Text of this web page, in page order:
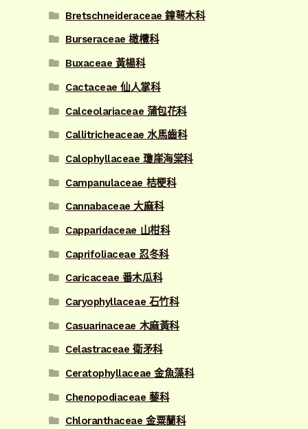
Bretschneideraceae 鐘萼木科
Burseraceae 橄欖科
Buxaceae 黃楊科
Cactaceae 仙人掌科
Calceolariaceae 蒲包花科
Callitricheaceae 水馬齒科
Calophyllaceae 瓊崖海棠科
Campanulaceae 桔梗科
Cannabaceae 大麻科
Capparidaceae 山柑科
Caprifoliaceae 忍冬科
Caricaceae 番木瓜科
Caryophyllaceae 石竹科
Casuarinaceae 木麻黃科
Celastraceae 衛矛科
Ceratophyllaceae 金魚藻科
Chenopodiaceae 藜科
Chloranthaceae 金粟蘭科